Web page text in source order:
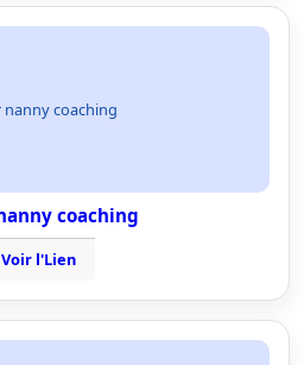
nanny coaching
coaching
Voir l'Lien